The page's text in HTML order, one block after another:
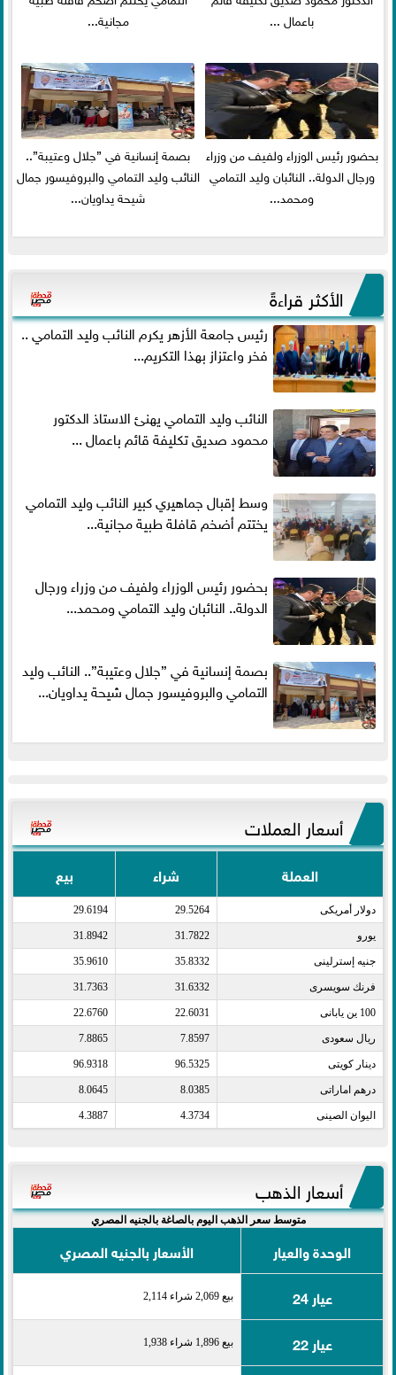
باعمال ...
مجانية...
بحضور رئيس الوزراء ولفيف من وزراء
ورجال الدولة.. النائبان وليد التمامي
ومحمد...
بصمة إنسانية في ”جلال وعتيبة”..
النائب وليد التمامي والبروفيسور جمال
شيحة يداويان...
الأكثر قراءةً
رئيس جامعة الأزهر يكرم النائب وليد التمامي ..
فخر واعتزاز بهذا التكريم...
النائب وليد التمامي يهنئ الاستاذ الدكتور
محمود صديق تكليفة قائم باعمال ...
وسط إقبال جماهيري كبير النائب وليد التمامي
يختتم أضخم قافلة طبية مجانية...
بحضور رئيس الوزراء ولفيف من وزراء ورجال
الدولة.. النائبان وليد التمامي ومحمد...
بصمة إنسانية في ”جلال وعتيبة”.. النائب وليد
التمامي والبروفيسور جمال شيحة يداويان...
أسعار العملات
العملة شراء بيع
دولار أمريكى​ 29.5264
29.6194
يورو​ 31.7822
31.8942
جنيه إسترلينى​ 35.8332
35.9610
فرنك سويسرى​ 31.6332
31.7363
100 ين يابانى​ 22.6031
22.6760
ريال سعودى​ 7.8597
7.8865
دينار كويتى​ 96.5325
96.9318
درهم اماراتى​ 8.0385
8.0645
اليوان الصينى​ 4.3734
4.3887
أسعار الذهب
متوسط سعر الذهب اليوم بالصاغة بالجنيه المصري
الوحدة والعيار
الأسعار بالجنيه المصري
عيار 24
بيع 2,069 شراء 2,114
عيار 22 بيع 1,896 شراء 1,938